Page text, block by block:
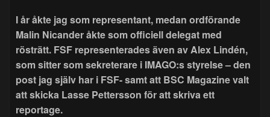
I år åkte jag som representant, medan ordförande
Malin Nicander åkte som officiell delegat med
rösträtt. FSF representerades även av Alex Lindén,
som sitter som sekreterare i IMAGO:s styrelse – den
post jag själv har i FSF- samt att BSC Magazine valt
att skicka Lasse Pettersson för att skriva ett
reportage.